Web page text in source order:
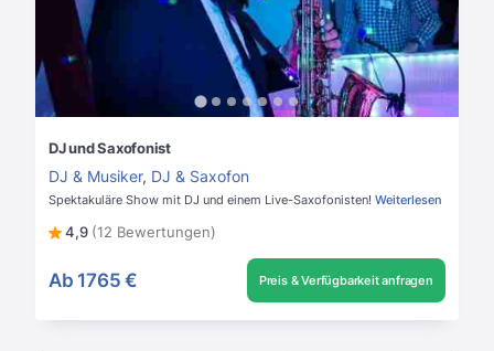
DJ und Saxofonist
DJ & Musiker, DJ & Saxofon
Spektakuläre Show mit DJ und einem Live-Saxofonisten! Weiterlesen
4,9 (12 Bewertungen)
Ab 1765 € Preis & Verfügbarkeit anfragen